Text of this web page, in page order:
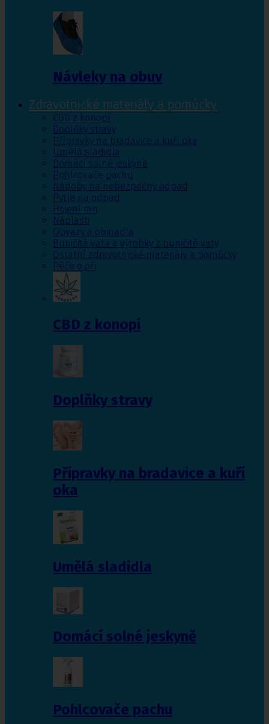
Návleky na obuv
Zdravotnické materiály a pomůcky
CBD z konopí
Doplňky stravy
Přípravky na bradavice a kuří oka
Umělá sladidla
Domácí solné jeskyně
Pohlcovače pachu
Nádoby na nebezpečný odpad
Pytle na odpad
Hojení ran
Náplasti
Obvazy a obinadla
Buničitá vata a výrobky z buničité vaty
Ostatní zdravotnické materiály a pomůcky
Péče o oči
CBD z konopí
Doplňky stravy
Přípravky na bradavice a kuří
oka
Umělá sladidla
Domácí solné jeskyně
Pohlcovače pachu